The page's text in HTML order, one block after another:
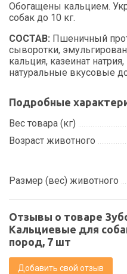
Обогащены кальцием.
собак до 10 кг.
СОСТАВ: Пшеничный
сыворотки,
кальция, казеинат
натуральные вкусовые
Подробные
Вес товара (кг)
Возраст животного
Размер (вес) животного
Отзывы о товаре
Кальциевые для
пород, 7 шт
Добавить свой отзыв